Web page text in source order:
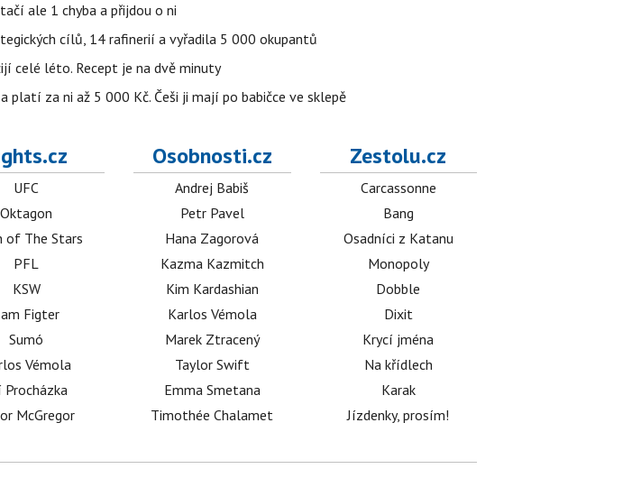
ale 1 chyba a přijdou o ni
cílů, 14 rafinerií a vyřadila 5 000 okupantů
celé léto. Recept je na dvě minuty
za ni až 5 000 Kč. Češi ji mají po babičce ve sklepě
UFC
Oktagon
of The Stars
PFL
KSW
Figter
Sumó
Vémola
Procházka
McGregor
Osobnosti.cz
Andrej Babiš
Petr Pavel
Hana Zagorová
Kazma Kazmitch
Kim Kardashian
Karlos Vémola
Marek Ztracený
Taylor Swift
Emma Smetana
Timothée Chalamet
Zestolu.cz
Carcassonne
Bang
Osadníci z Katanu
Monopoly
Dobble
Dixit
Krycí jména
Na křídlech
Karak
Jízdenky, prosím!